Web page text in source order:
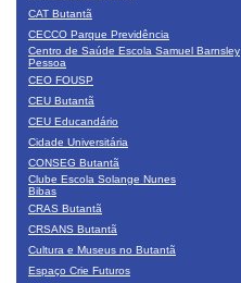
CAT Butantã
CECCO Parque Previdência
Centro de Saúde Escola Samuel Barnsley
Pessoa
CEO FOUSP
CEU Butantã
CEU Educandário
Cidade Universitária
CONSEG Butantã
Clube Escola Solange Nunes
Bibas
CRAS Butantã
CRSANS Butantã
Cultura e Museus no Butantã
Espaço Crie Futuros